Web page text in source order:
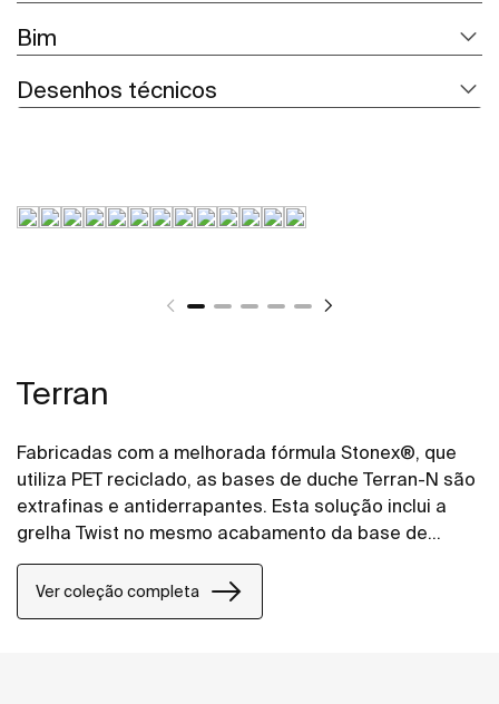
Bim
Desenhos técnicos
Terran
Fabricadas com a melhorada fórmula Stonex®, que
utiliza PET reciclado, as bases de duche Terran-N são
extrafinas e antiderrapantes. Esta solução inclui a
grelha Twist no mesmo acabamento da base de
duche, mas o design pode ser alterado adicionando
uma grelha Mosaico ou Tijolo.
Ver coleção completa